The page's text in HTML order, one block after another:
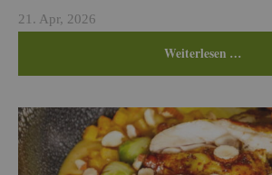
21. Apr, 2026
Wei­ter­le­sen …